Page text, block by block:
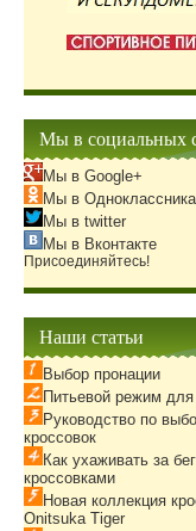
Мы в социальных
Мы в Google+
Мы в
Мы в twitter
Мы в Вконтакте
Присоединяйтесь!
Наши статьи
Выбор пронации
Питьевой режим для
Руководство по
кроссовок
Как ухаживать за
кроссовками
Новая коллекция
Onitsuka Tiger